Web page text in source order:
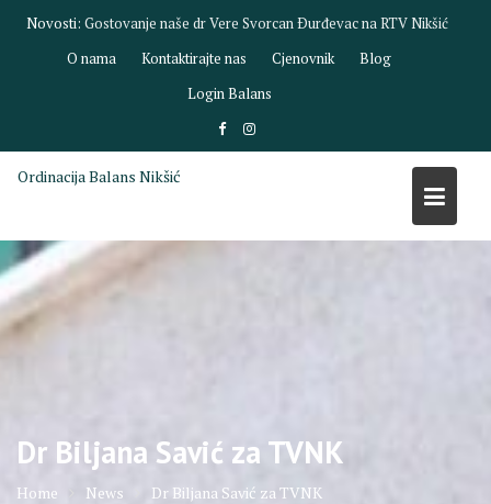
Novosti:Gostovanje dr Biljane Savić na RTV Nikšić
O nama
Kontaktirajte nas Cjenovnik
Blog
Login Balans
Ordinacija Balans Nikšić
Dr Biljana Savić za TVNK
Home News Dr Biljana Savić za TVNK